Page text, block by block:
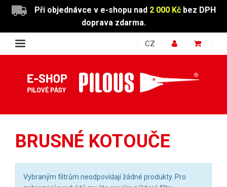
Při objednávce v e-shopu nad 2 000 Kčbez DPH
doprava zdarma.
CZ
BRUSNÉ KOTOUČE
Vybraným filtrům neodpovídají žádné produkty. Pro